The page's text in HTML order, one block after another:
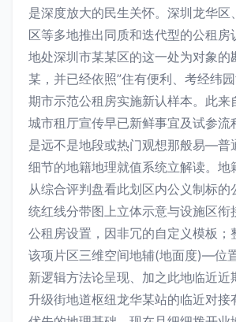
是深度放大的民生关怀。深圳龙华区
区等多地推出同质和迭代型的公租房
地处深圳市某某区的这一处为对象
某，并已经依照”住有便利、考经纬
期市示范公租房实施新认样本。此来
城市租厅宣传早已新鲜事宜及试参流
是远不是地段或热门观想那般易—普
细节的地籍地理就值系统立解读。地
从综合评判盘看此划区内公义制标的
统红线分带图上立体示意与设施区衔
公租房设置，因非冗的自定义模板；
该项片区三维空间地辅(地面度)—位
新逻辑方法论呈现、加之此地临近近
升级街地道枢纽龙华某站的临近对接